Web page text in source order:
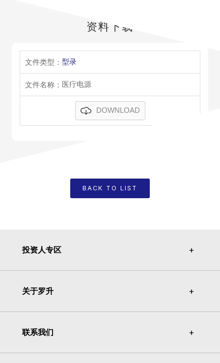
资料下载
型录
医疔电源
DOWNLOAD
BACK TO LIST
投资人专区 ＋
＋
关于罗升 ＋
＋
联系我们 ＋
＋